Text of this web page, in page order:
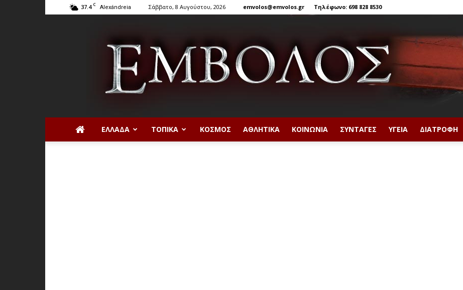
37.4 C Alexándreia Σάββατο, 8 Αυγούστου, 2026 emvolos@emvolos.gr Τηλέφωνο: 698 828 8530
ΕΛΛΆΔΑ ΤΟΠΙΚΆ ΚΌΣΜΟΣ ΑΘΛΗΤΙΚΆ ΚΟΙΝΩΝΊΑ ΣΥΝΤΑΓΈΣ ΥΓΕΊΑ ΔΙΑΤΡΟΦΉ